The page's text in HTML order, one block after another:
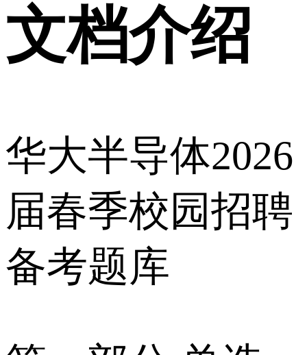
文档介绍
华大半导体2026
届春季校园招聘
备考题库